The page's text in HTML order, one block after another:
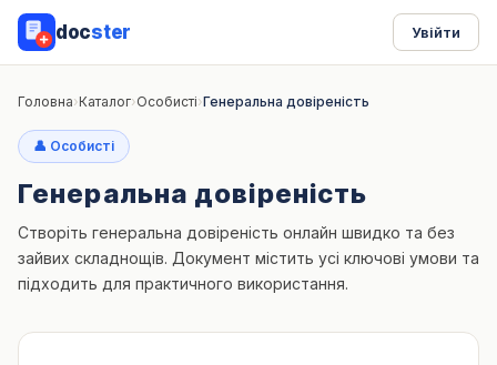
docster Увійти
Головна›Каталог›Особисті›Генеральна довіреність
👤 Особисті
Генеральна довіреність
Створіть генеральна довіреність онлайн швидко та без
зайвих складнощів. Документ містить усі ключові умови та
підходить для практичного використання.